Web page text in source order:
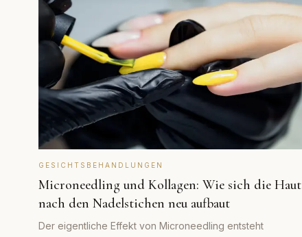
GESICHTSBEHANDLUNGEN
Microneedling und Kollagen: Wie sich die Haut
nach den Nadelstichen neu aufbaut
Der eigentliche Effekt von Microneedling entsteht